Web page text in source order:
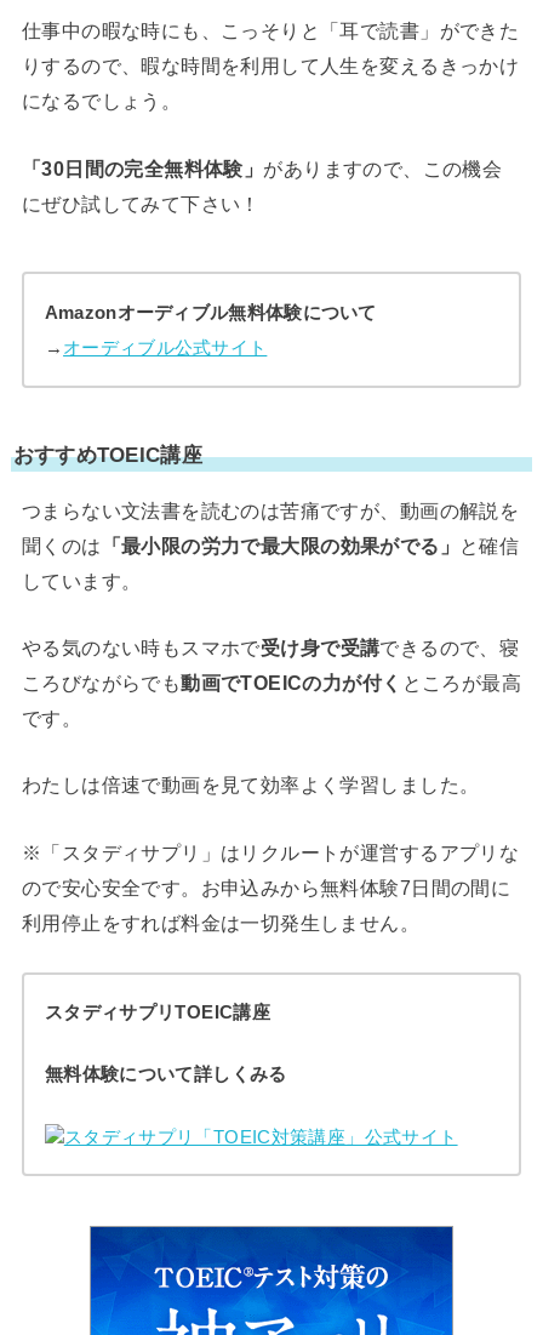
仕事中の暇な時にも、こっそりと「耳で読書」ができた
りするので、暇な時間を利用して人生を変えるきっかけ
になるでしょう。
「30日間の完全無料体験」 がありますので、この機会
にぜひ試してみて下さい！
Amazonオーディブル無料体験について
→ オーディブル公式サイト
おすすめTOEIC講座
つまらない文法書を読むのは苦痛ですが、動画の解説を
聞くのは 「最小限の労力で最大限の効果がでる」
と確信
しています。
やる気のない時もスマホで受け身で受講できるので、寝
ころびながらでも動画でTOEICの力が付く ところが最高
です。
わたしは倍速で動画を見て効率よく学習しました。
※「スタディサプリ」はリクルートが運営するアプリな
ので安心安全です。お申込みから無料体験7日間の間に
利用停止をすれば料金は一切発生しません。
スタディサプリTOEIC講座
無料体験について詳しくみる
スタディサプリ「TOEIC対策講座」公式サイト